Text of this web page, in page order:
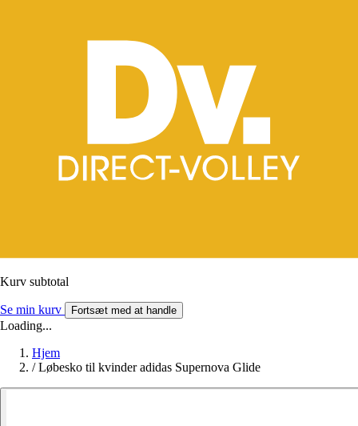
Kurv subtotal
Se min kurv Fortsæt med at handle
Loading...
Hjem
/ Løbesko til kvinder adidas Supernova Glide